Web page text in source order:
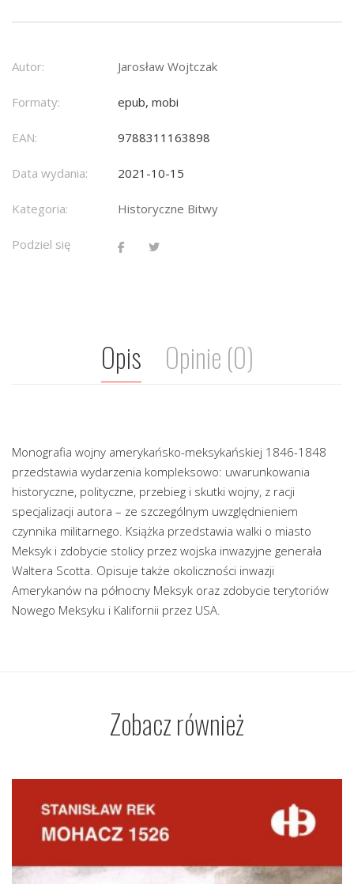
Autor: Jarosław Wojtczak
Formaty: epub, mobi
EAN: 9788311163898
Data wydania: 2021-10-15
Kategoria: Historyczne Bitwy
Podziel się
Opis Opinie (0)
Monografia wojny amerykańsko-meksykańskiej 1846-1848
przedstawia wydarzenia kompleksowo: uwarunkowania
historyczne, polityczne, przebieg i skutki wojny, z racji
specjalizacji autora – ze szczególnym uwzględnieniem
czynnika militarnego. Książka przedstawia walki o miasto
Meksyk i zdobycie stolicy przez wojska inwazyjne generała
Waltera Scotta. Opisuje także okoliczności inwazji
Amerykanów na północny Meksyk oraz zdobycie terytoriów
Nowego Meksyku i Kalifornii przez USA.
Zobacz również